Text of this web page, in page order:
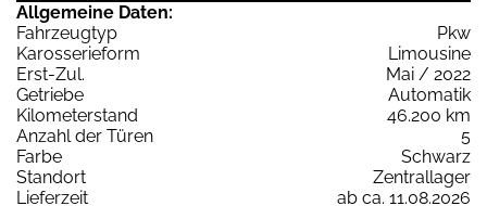
Allgemeine Daten:
Fahrzeugtyp
Pkw
Karosserieform
Limousine
Erst-Zul.
Mai / 2022
Getriebe
Automatik
Kilometerstand
46.200 km
Anzahl der Türen
5
Farbe
Schwarz
Standort
Zentrallager
Lieferzeit
ab ca. 11.08.2026